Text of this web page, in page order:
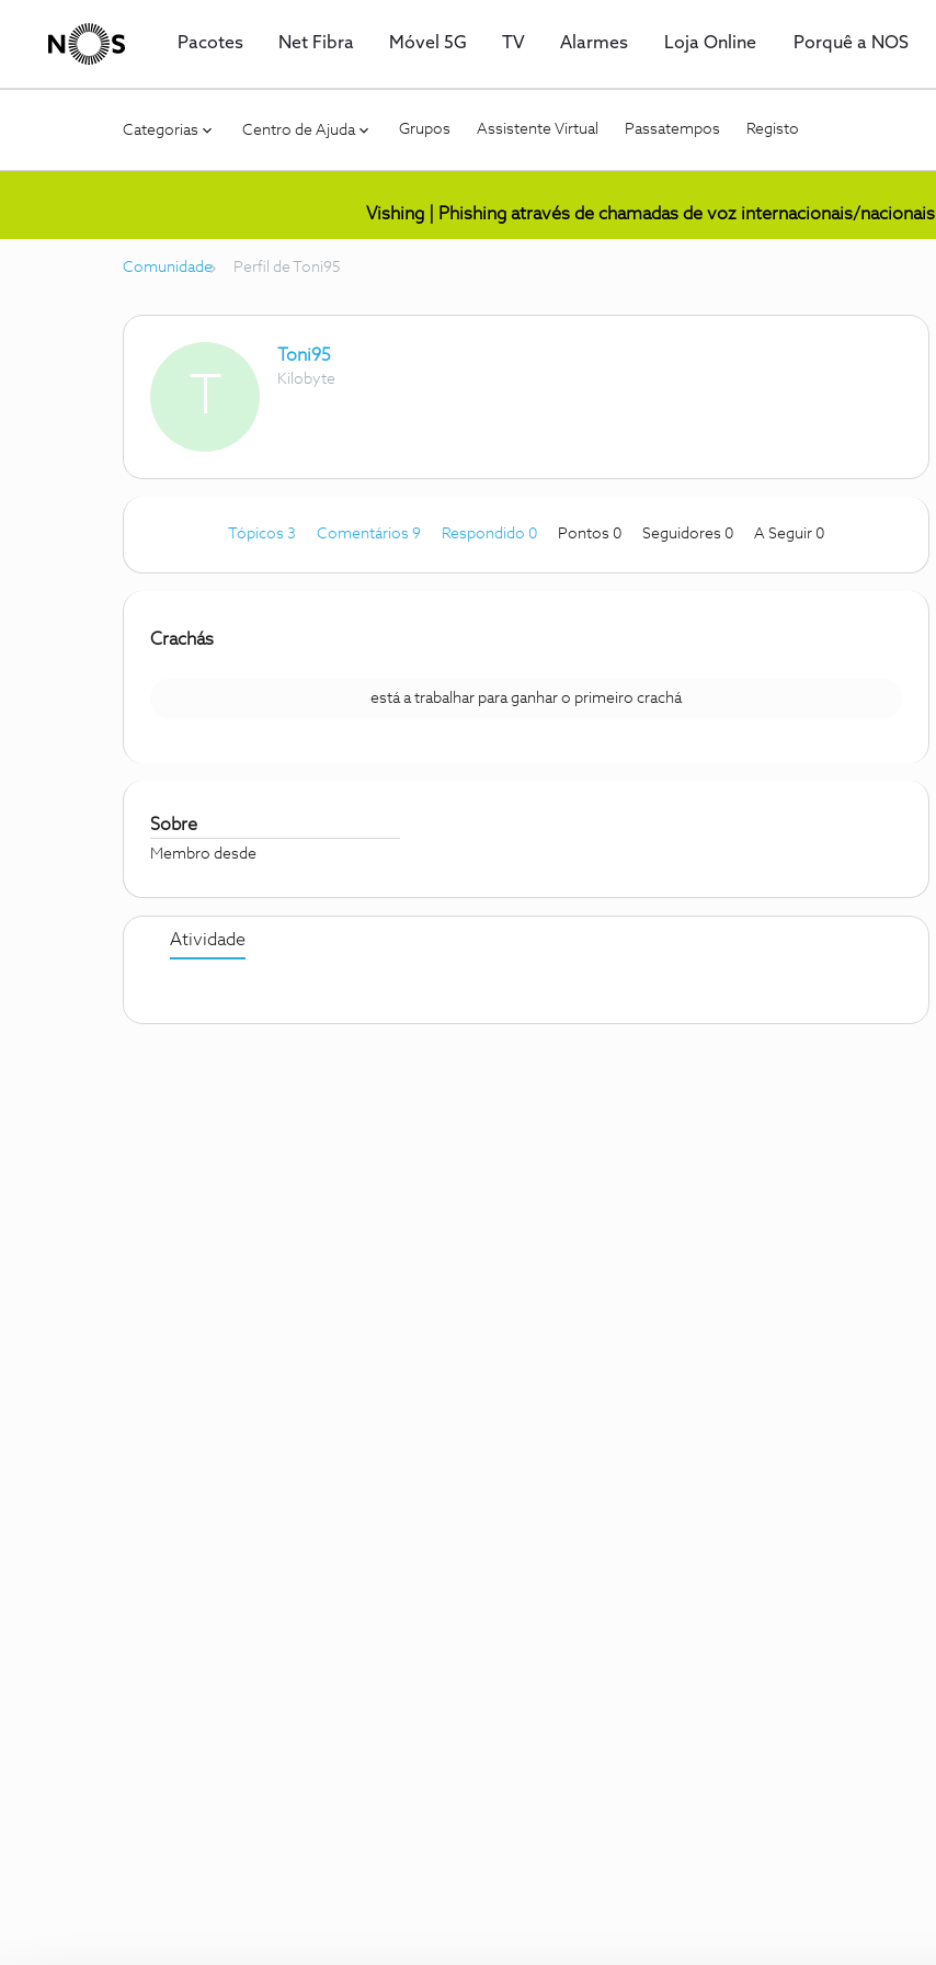
Pacotes Net Fibra Móvel 5G TV Alarmes Loja Online Porquê a NOS
Categorias Centro de Ajuda Grupos Assistente Virtual Passatempos Registo
Vishing | Phishing através de chamadas de voz internacionais/nacionais
Comunidade Perfil de Toni95
Toni95
Kilobyte
Tópicos 3 Comentários 9 Respondido 0 Pontos 0 Seguidores 0 A Seguir 0
Crachás
está a trabalhar para ganhar o primeiro crachá
Sobre
Membro desde
Atividade